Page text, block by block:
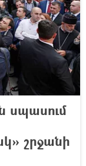
սպասում
շրջանի